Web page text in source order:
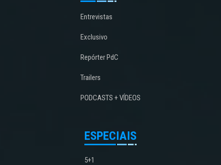
Entrevistas
Exclusivo
Repórter PdC
Trailers
PODCASTS + VÍDEOS
ESPECIAIS
5+1